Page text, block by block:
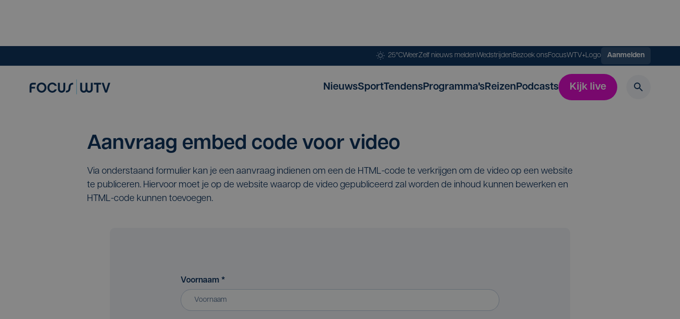
25°CWeerZelf nieuws meldenWedstrijdenBezoek onsFocusWTV+Logo Aanmelden
NieuwsSportTendensProgramma'sReizenPodcasts Kijk live
Aanvraag embed code voor video
Via onderstaand formulier kan je een aanvraag indienen om een de HTML-code te verkrijgen om de video op een website
te publiceren. Hiervoor moet je op de website waarop de video gepubliceerd zal worden de inhoud kunnen bewerken en
HTML-code kunnen toevoegen.
Voornaam *